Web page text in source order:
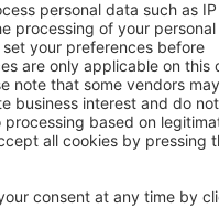
cestují